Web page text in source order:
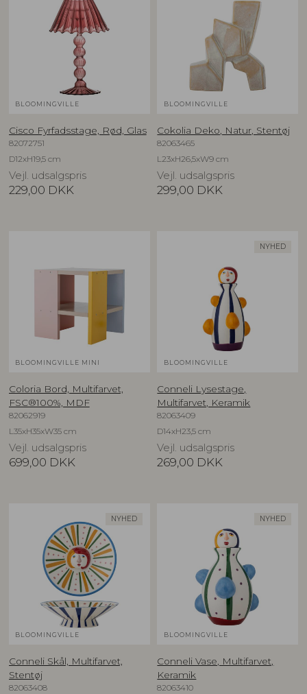
BLOOMINGVILLE
Cisco Fyrfadsstage, Rød, Glas
82072751
D12xH19,5 cm
Vejl. udsalgspris
229,00 DKK
BLOOMINGVILLE
Cokolia Deko, Natur, Stentøj
82063465
L23xH26,5xW9 cm
Vejl. udsalgspris
299,00 DKK
BLOOMINGVILLE MINI
Coloria Bord, Multifarvet,
FSC®100%, MDF
82062919
L35xH35xW35 cm
Vejl. udsalgspris
699,00 DKK
NYHED
BLOOMINGVILLE
Conneli Lysestage,
Multifarvet, Keramik
82063409
D14xH23,5 cm
Vejl. udsalgspris
269,00 DKK
NYHED
BLOOMINGVILLE
Conneli Skål, Multifarvet,
Stentøj
82063408
NYHED
BLOOMINGVILLE
Conneli Vase, Multifarvet,
Keramik
82063410